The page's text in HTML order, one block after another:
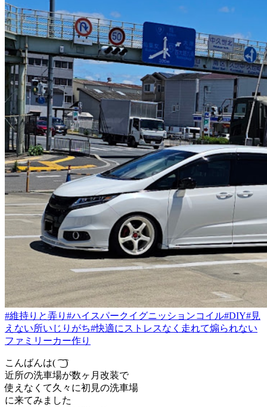
#維持りと弄り #ハイスパークイグニッションコイル#DIY#見
えない所いじりがち#快適にストレスなく走れて煽られない
ファミリーカー作り
こんばんは( ͡ ͜ ͡ )
近所の洗車場が数ヶ月改装で
使えなくて久々に初見の洗車場
に来てみました